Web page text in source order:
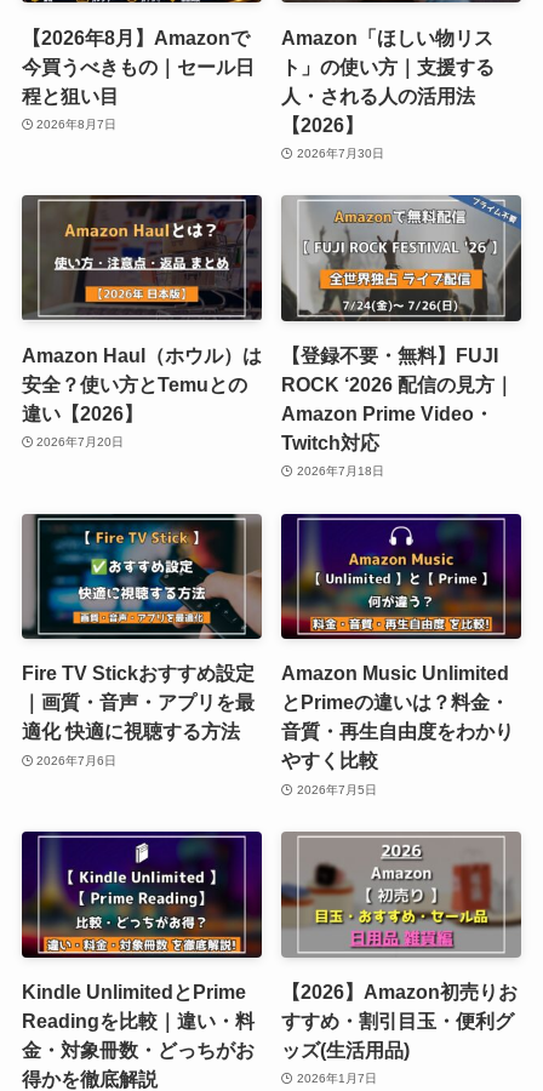
【2026年8月】Amazonで
今買うべきもの｜セール日
程と狙い目
2026年8月7日
Amazon「ほしい物リス
ト」の使い方｜支援する
人・される人の活用法
【2026】
2026年7月30日
Amazon Haul（ホウル）は
安全？使い方とTemuとの
違い【2026】
2026年7月20日
【登録不要・無料】FUJI
ROCK ‘2026 配信の見方｜
Amazon Prime Video・
Twitch対応
2026年7月18日
Fire TV Stickおすすめ設定
｜画質・音声・アプリを最
適化 快適に視聴する方法
2026年7月6日
Amazon Music Unlimited
とPrimeの違いは？料金・
音質・再生自由度をわかり
やすく比較
2026年7月5日
Kindle UnlimitedとPrime
Readingを比較｜違い・料
金・対象冊数・どっちがお
得かを徹底解説
【2026】Amazon初売りお
すすめ・割引目玉・便利グ
ッズ(生活用品)
2026年1月7日